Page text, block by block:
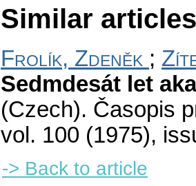
Similar
Frolík, Zdeněk ;
Sedmdesát let
(Czech). Časopis
vol. 100 (1975),
-> Back to article